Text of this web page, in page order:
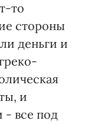
то
стороны
деньги и
и
- все под